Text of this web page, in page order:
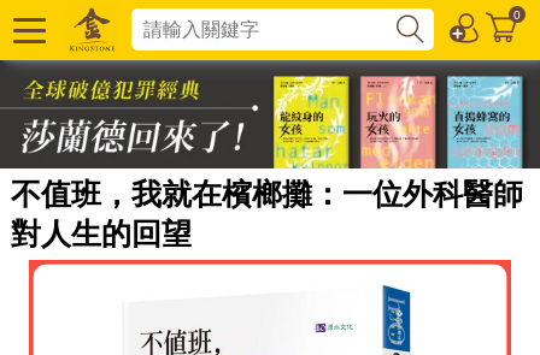
0
不值班，我就在檳榔攤：一位外科醫師
對人生的回望